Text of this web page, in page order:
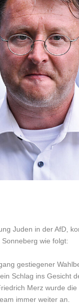
Juden in der AfD,
wie folgt:
gestiegener
Schlag ins Gesicht
Merz wurde
immer weiter an.